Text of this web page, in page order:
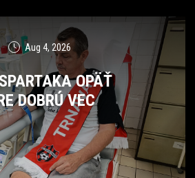
Aug 4, 2026
OPÄŤ
DOBRÚ VEC